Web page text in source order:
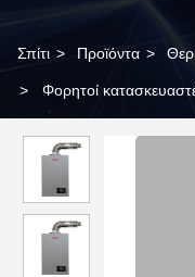
Σπίτι > Προϊόντα >
> Φορητοί